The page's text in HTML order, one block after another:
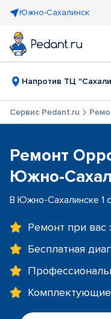
Южно-Сахалинск
Напротив ТЦ
Сервис Pedant.ru
Ремонт
Южно-
В Южно-Сахалинске 1
Ремонт при вас
Бесплатная
Комплектующие